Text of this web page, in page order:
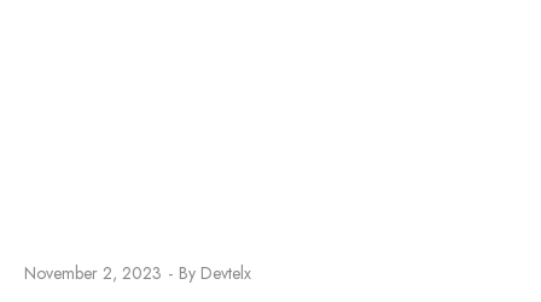
November 2, 2023 By Devtelx